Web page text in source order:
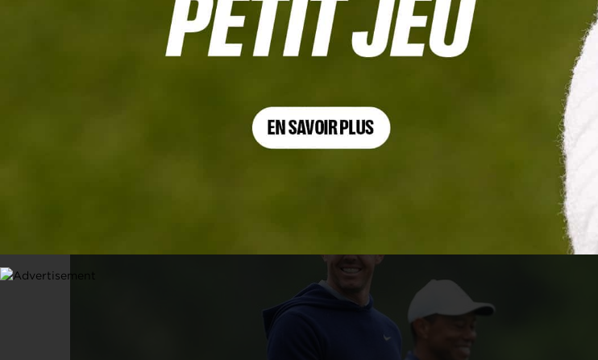
Woods-McIlroy, le choc de la semaine 4 à Palm Beach Gardens